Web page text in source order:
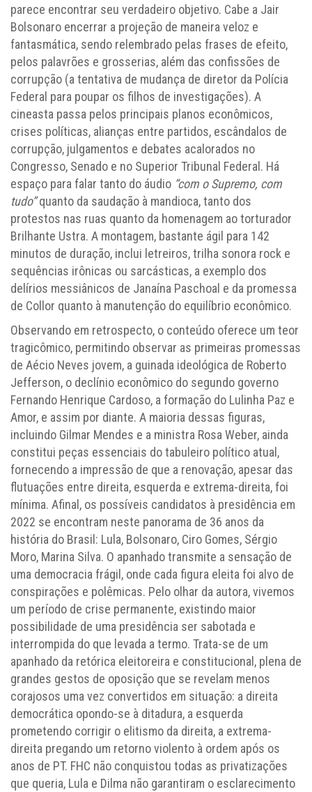
parece encontrar seu verdadeiro objetivo. Cabe a Jair
Bolsonaro encerrar a projeção de maneira veloz e
fantasmática, sendo relembrado pelas frases de efeito,
pelos palavrões e grosserias, além das confissões de
corrupção (a tentativa de mudança de diretor da Polícia
Federal para poupar os filhos de investigações). A
cineasta passa pelos principais planos econômicos,
crises políticas, alianças entre partidos, escândalos de
corrupção, julgamentos e debates acalorados no
Congresso, Senado e no Superior Tribunal Federal. Há
espaço para falar tanto do áudio “com o Supremo, com
tudo”quanto da saudação à mandioca, tanto dos
protestos nas ruas quanto da homenagem ao torturador
Brilhante Ustra. A montagem, bastante ágil para 142
minutos de duração, inclui letreiros, trilha sonora rock e
sequências irônicas ou sarcásticas, a exemplo dos
delírios messiânicos de Janaína Paschoal e da promessa
de Collor quanto à manutenção do equilíbrio econômico.
Observando em retrospecto, o conteúdo oferece um teor
tragicômico, permitindo observar as primeiras promessas
de Aécio Neves jovem, a guinada ideológica de Roberto
Jefferson, o declínio econômico do segundo governo
Fernando Henrique Cardoso, a formação do Lulinha Paz e
Amor, e assim por diante. A maioria dessas figuras,
incluindo Gilmar Mendes e a ministra Rosa Weber, ainda
constitui peças essenciais do tabuleiro político atual,
fornecendo a impressão de que a renovação, apesar das
flutuações entre direita, esquerda e extrema-direita, foi
mínima. Afinal, os possíveis candidatos à presidência em
2022 se encontram neste panorama de 36 anos da
história do Brasil: Lula, Bolsonaro, Ciro Gomes, Sérgio
Moro, Marina Silva. O apanhado transmite a sensação de
uma democracia frágil, onde cada figura eleita foi alvo de
conspirações e polêmicas. Pelo olhar da autora, vivemos
um período de crise permanente, existindo maior
possibilidade de uma presidência ser sabotada e
interrompida do que levada a termo. Trata-se de um
apanhado da retórica eleitoreira e constitucional, plena de
grandes gestos de oposição que se revelam menos
corajosos uma vez convertidos em situação: a direita
democrática opondo-se à ditadura, a esquerda
prometendo corrigir o elitismo da direita, a extrema-
direita pregando um retorno violento à ordem após os
anos de PT. FHC não conquistou todas as privatizações
que queria, Lula e Dilma não garantiram o esclarecimento